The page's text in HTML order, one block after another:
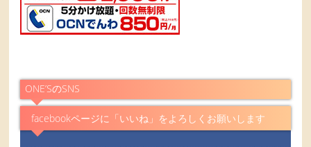
ONE’SのSNS
facebookページに「いいね」をよろしくお願いします